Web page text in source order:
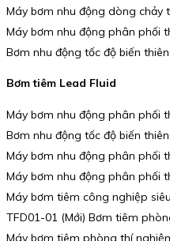
Máy bơm nhu động dòng chảy
Máy bơm nhu động phân phối
Bơm nhu động tốc độ biến
Bơm tiêm Lead Fluid
Máy bơm nhu động phân phối
Bơm nhu động tốc độ biến
Máy bơm nhu động phân phối
Máy bơm nhu động phân phối
Máy bơm tiêm công nghiệp
TFD01-01 (Mới) Bơm tiêm
Máy bơm tiêm phòng thí